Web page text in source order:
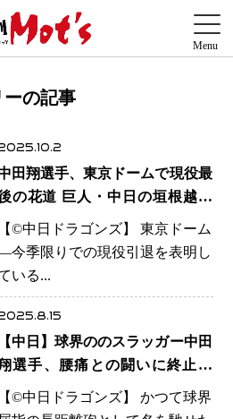
ーの記事
田翔選手、東京ドームで現役最
の花道 巨人・中日の垣根越え
ての胴上げにスタンド沸く
【©️中日ドラゴンズ】 東京ドーム
今季限りでの現役引退を表明し
いる...
【中日】球界ののスラッガー中田
選手、腰痛との闘いに終止符
満足なスイング叶わず…通算309
本塁打の豪打が静かに幕
【©️中日ドラゴンズ】 かつて球界